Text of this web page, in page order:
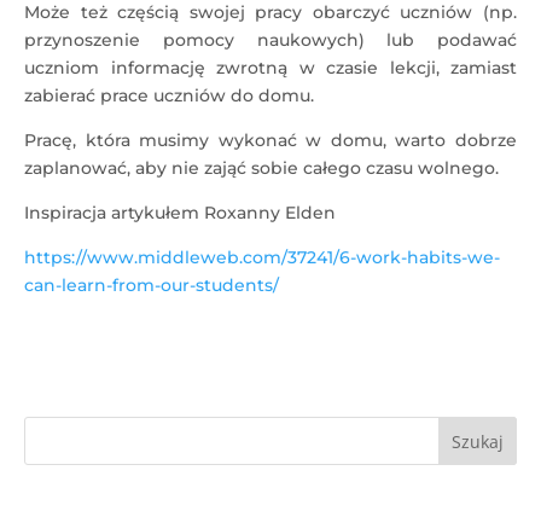
Może też częścią swojej pracy obarczyć uczniów (np.
przynoszenie pomocy naukowych) lub podawać
uczniom informację zwrotną w czasie lekcji, zamiast
zabierać prace uczniów do domu.
Pracę, która musimy wykonać w domu, warto dobrze
zaplanować, aby nie zająć sobie całego czasu wolnego.
Inspiracja artykułem Roxanny Elden
https://www.middleweb.com/37241/6-work-habits-we-
can-learn-from-our-students/
Szukaj